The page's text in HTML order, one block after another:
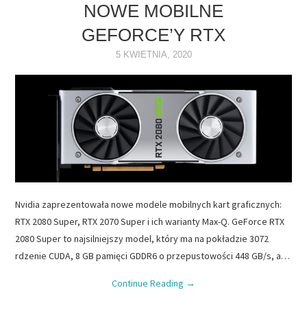
MONITORY
OPROGRAMOWANIE
INTERNET
NOWE MOBILNE
GEFORCE’Y RTX
5 KWIETNIA, 2020
Nvidia zaprezentowała nowe modele mobilnych kart graficznych:
RTX 2080 Super, RTX 2070 Super i ich warianty Max-Q. GeForce RTX
2080 Super to najsilniejszy model, który ma na pokładzie 3072
rdzenie CUDA, 8 GB pamięci GDDR6 o przepustowości 448 GB/s, a…
Continue Reading →